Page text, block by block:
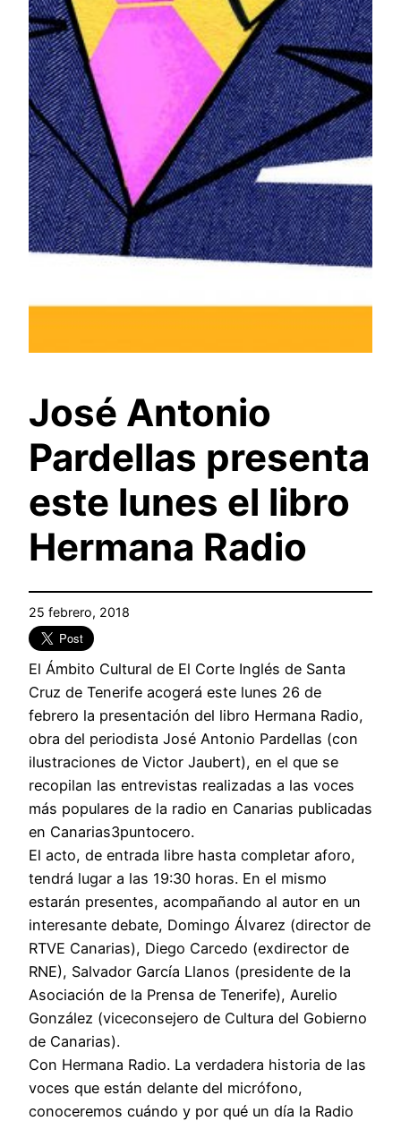
José Antonio
Pardellas presenta
este lunes el libro
Hermana Radio
25 febrero, 2018
El Ámbito Cultural de El Corte Inglés de Santa
Cruz de Tenerife acogerá este lunes 26 de
febrero la presentación del libro Hermana Radio,
obra del periodista José Antonio Pardellas (con
ilustraciones de Victor Jaubert), en el que se
recopilan las entrevistas realizadas a las voces
más populares de la radio en Canarias publicadas
en Canarias3puntocero.
El acto, de entrada libre hasta completar aforo,
tendrá lugar a las 19:30 horas. En el mismo
estarán presentes, acompañando al autor en un
interesante debate, Domingo Álvarez (director de
RTVE Canarias), Diego Carcedo (exdirector de
RNE), Salvador García Llanos (presidente de la
Asociación de la Prensa de Tenerife), Aurelio
González (viceconsejero de Cultura del Gobierno
de Canarias).
Con Hermana Radio. La verdadera historia de las
voces que están delante del micrófono,
conoceremos cuándo y por qué un día la Radio